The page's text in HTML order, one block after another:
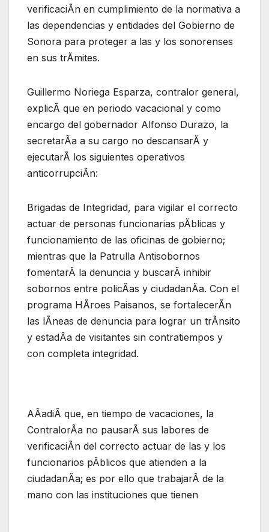
verificaciÃn en cumplimiento de la normativa a
las dependencias y entidades del Gobierno de
Sonora para proteger a las y los sonorenses
en sus trÃmites.
Guillermo Noriega Esparza, contralor general,
explicÃ que en periodo vacacional y como
encargo del gobernador Alfonso Durazo, la
secretarÃa a su cargo no descansarÃ y
ejecutarÃ los siguientes operativos
anticorrupciÃn:
Brigadas de Integridad, para vigilar el correcto
actuar de personas funcionarias pÃblicas y
funcionamiento de las oficinas de gobierno;
mientras que la Patrulla Antisobornos
fomentarÃ la denuncia y buscarÃ inhibir
sobornos entre policÃas y ciudadanÃa. Con el
programa HÃroes Paisanos, se fortalecerÃn
las lÃneas de denuncia para lograr un trÃnsito
y estadÃa de visitantes sin contratiempos y
con completa integridad.
AÃadiÃ que, en tiempo de vacaciones, la
ContralorÃa no pausarÃ sus labores de
verificaciÃn del correcto actuar de las y los
funcionarios pÃblicos que atienden a la
ciudadanÃa; es por ello que trabajarÃ de la
mano con las instituciones que tienen